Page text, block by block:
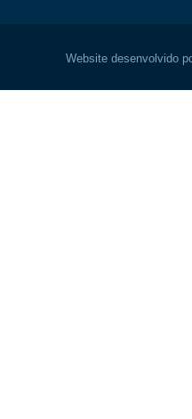
Website desenvolvido